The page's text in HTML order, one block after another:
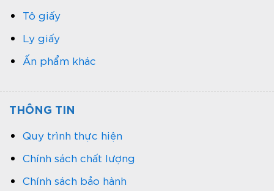
Tô giấy
Ly giấy
Ấn phẩm khác
THÔNG TIN
Quy trình thực hiện
Chính sách chất lượng
Chính sách bảo hành